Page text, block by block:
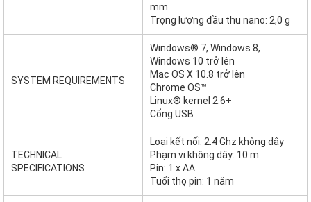
mm
Trọng lượng đầu thu nano: 2,0 g
SYSTEM REQUIREMENTS
Windows® 7, Windows 8,
Windows 10 trở lên
Mac OS X 10.8 trở lên
Chrome OS™
Linux® kernel 2.6+
Cổng USB
TECHNICAL
SPECIFICATIONS
Loại kết nối: 2.4 Ghz không dây
Phạm vi không dây: 10 m
Pin: 1 x AA
Tuổi thọ pin: 1 năm